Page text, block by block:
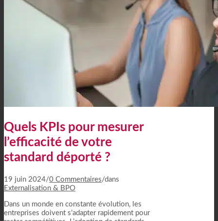
Quels KPIs pour mesurer
l’efficacité de votre
standard déporté ?
19 juin 2024/0 Commentaires/dans
Externalisation & BPO
Dans un monde en constante évolution, les
entreprises doivent s’adapter rapidement pour